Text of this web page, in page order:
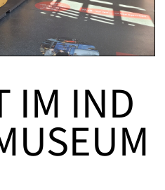
IM IND